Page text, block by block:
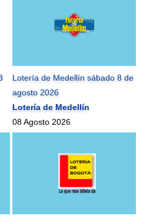
Lotería de Medellín sábado 8 de
agosto 2026
Lotería de Medellín
08 Agosto 2026